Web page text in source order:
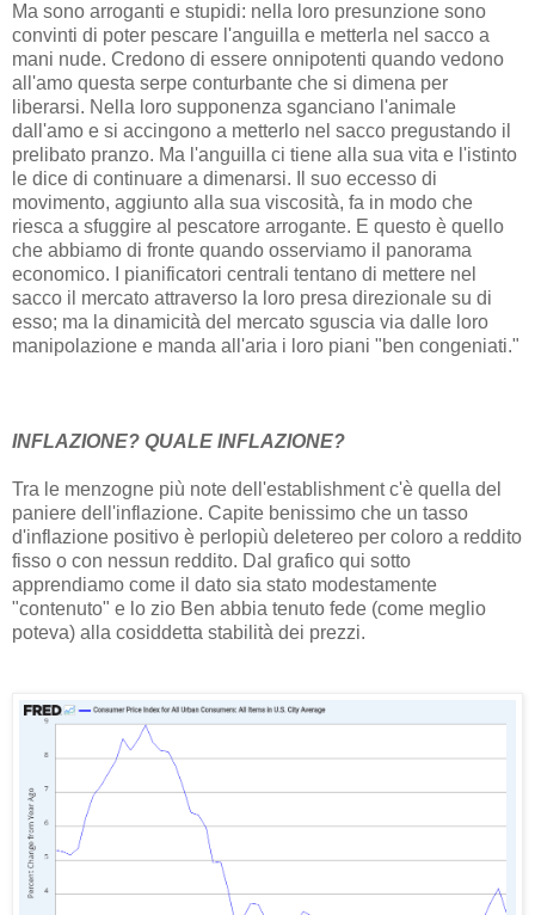
Ma sono arroganti e stupidi: nella loro presunzione sono
convinti di poter pescare l'anguilla e metterla nel sacco a
mani nude. Credono di essere onnipotenti quando vedono
all'amo questa serpe conturbante che si dimena per
liberarsi. Nella loro supponenza sganciano l'animale
dall'amo e si accingono a metterlo nel sacco pregustando il
prelibato pranzo. Ma l'anguilla ci tiene alla sua vita e l'istinto
le dice di continuare a dimenarsi. Il suo eccesso di
movimento, aggiunto alla sua viscosità, fa in modo che
riesca a sfuggire al pescatore arrogante. E questo è quello
che abbiamo di fronte quando osserviamo il panorama
economico. I pianificatori centrali tentano di mettere nel
sacco il mercato attraverso la loro presa direzionale su di
esso; ma la dinamicità del mercato sguscia via dalle loro
manipolazione e manda all'aria i loro piani "ben congeniati."
INFLAZIONE? QUALE INFLAZIONE?
Tra le menzogne più note dell'establishment c'è quella del
paniere dell'inflazione. Capite benissimo che un tasso
d'inflazione positivo è perlopiù deletereo per coloro a reddito
fisso o con nessun reddito. Dal grafico qui sotto
apprendiamo come il dato sia stato modestamente
"contenuto" e lo zio Ben abbia tenuto fede (come meglio
poteva) alla cosiddetta stabilità dei prezzi.